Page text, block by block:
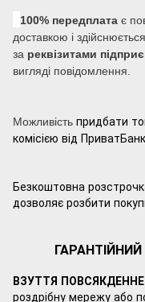
100% передплата є
доставкою і
за реквізитами
вигляді повідомлення.
Можливість придбати
комісією від
Безкоштовна
дозволяє розбити
ВЗУТТЯ ПОВСЯКДЕННЕ
роздрібну мережу або